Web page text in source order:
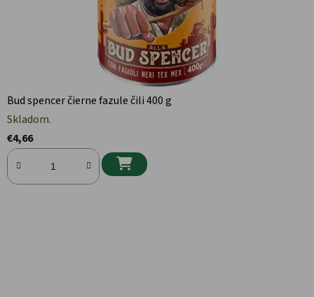
Bud spencer čierne fazule čili 400 g
Skladom.
€4,66
